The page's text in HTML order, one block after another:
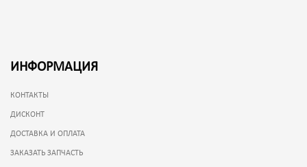
ИНФОРМАЦИЯ
КОНТАКТЫ
ДИСКОНТ
ДОСТАВКА И ОПЛАТА
ЗАКАЗАТЬ ЗАПЧАСТЬ